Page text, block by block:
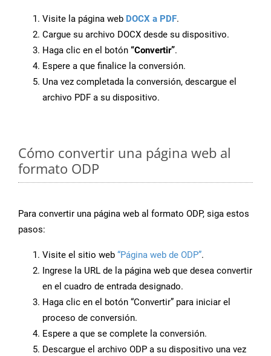
Visite la página web DOCX a PDF.
Cargue su archivo DOCX desde su dispositivo.
Haga clic en el botón “Convertir”.
Espere a que finalice la conversión.
Una vez completada la conversión, descargue el
archivo PDF a su dispositivo.
Cómo convertir una página web al
formato ODP
Para convertir una página web al formato ODP, siga estos
pasos:
Visite el sitio web “Página web de ODP”.
Ingrese la URL de la página web que desea convertir
en el cuadro de entrada designado.
Haga clic en el botón “Convertir” para iniciar el
proceso de conversión.
Espere a que se complete la conversión.
Descargue el archivo ODP a su dispositivo una vez